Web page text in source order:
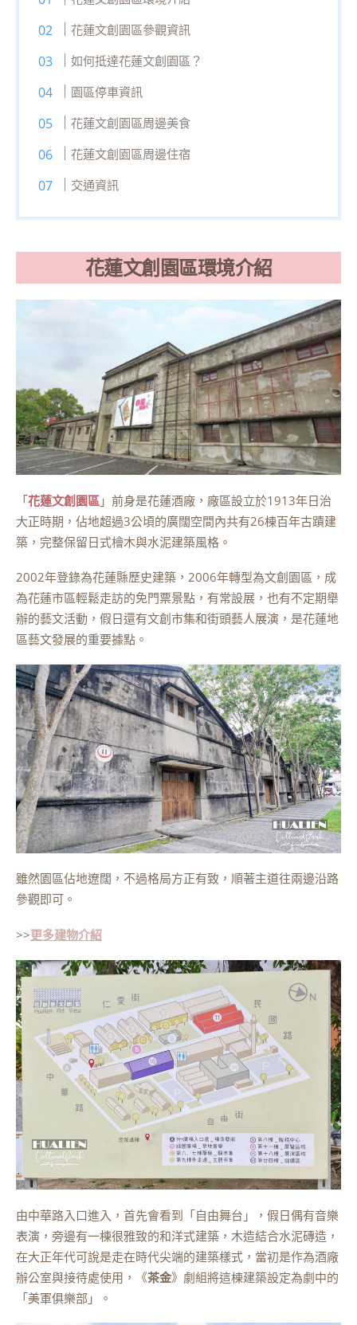
花蓮文創園區參觀資訊
如何抵達花蓮文創園區？
園區停車資訊
花蓮文創園區周邊美食
花蓮文創園區周邊住宿
交通資訊
花蓮文創園區環境介紹
「花蓮文創園區 」前身是花蓮酒廠，廠區設立於1913年日治
大正時期，佔地超過3公頃的廣闊空間內共有26棟百年古蹟建
築，完整保留日式檜木與水泥建築風格。
2002年登錄為花蓮縣歷史建築，2006年轉型為文創園區，成
為花蓮市區輕鬆走訪的免門票景點，有常設展，也有不定期舉
辦的藝文活動，假日還有文創市集和街頭藝人展演，是花蓮地
區藝文發展的重要據點。
雖然園區佔地遼闊，不過格局方正有致，順著主道往兩邊沿路
參觀即可。
>>更多建物介紹
由中華路入口進入，首先會看到「自由舞台」，假日偶有音樂
表演，旁邊有一棟很雅致的和洋式建築，木造結合水泥磚造，
在大正年代可說是走在時代尖端的建築樣式，當初是作為酒廠
辦公室與接待處使用，《茶金》劇組將這棟建築設定為劇中的
「美軍俱樂部」。